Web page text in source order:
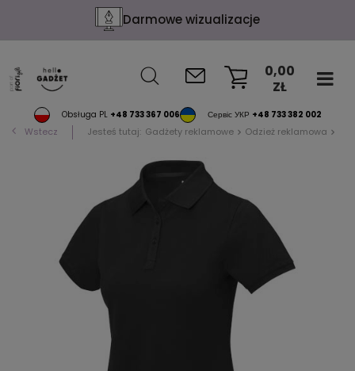
Darmowe wizualizacje
Obsługa PL +48 733 367 006 Сервіс УКР +48 733 382 002
0,00
ZŁ
Wstecz Jesteś tutaj: Gadżety reklamowe Odzież reklamowa